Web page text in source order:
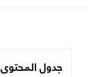
جدول المحتوى